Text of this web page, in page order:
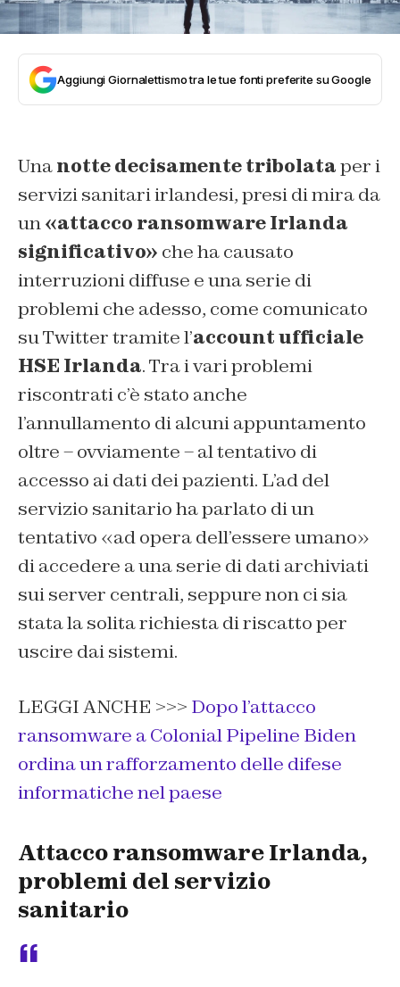
Aggiungi Giornalettismo tra le tue fonti preferite su Google
Unanotte decisamente tribolataper i
servizi sanitari irlandesi, presi di mira da
un«attacco ransomware Irlanda
significativo» che ha causato
interruzioni diffuse e una serie di
problemi che adesso, come comunicato
su Twitter tramite l’account ufficiale
HSE Irlanda. Tra i vari problemi
riscontrati c’è stato anche
l’annullamento di alcuni appuntamento
oltre – ovviamente – al tentativo di
accesso ai dati dei pazienti. L’ad del
servizio sanitario ha parlato di un
tentativo «ad opera dell’essere umano»
di accedere a una serie di dati archiviati
sui server centrali, seppure non ci sia
stata la solita richiesta di riscatto per
uscire dai sistemi.
LEGGI ANCHE >>> Dopo l’attacco
ransomware a Colonial Pipeline Biden
ordina un rafforzamento delle difese
informatiche nel paese
Attacco ransomware Irlanda,
problemi del servizio
sanitario